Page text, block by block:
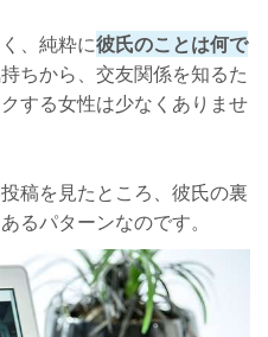
、純粋に彼氏のことは何で
ちから、交友関係を知るた
する女性は少なくありませ
稿を見たところ、彼氏の裏
るパターンなのです。